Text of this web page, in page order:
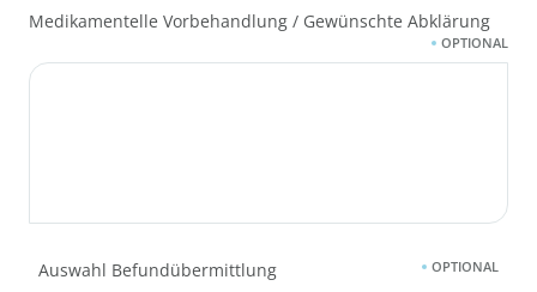
Medikamentelle Vorbehandlung / Gewünschte Abklärung
OPTIONAL
Auswahl Befundübermittlung OPTIONAL